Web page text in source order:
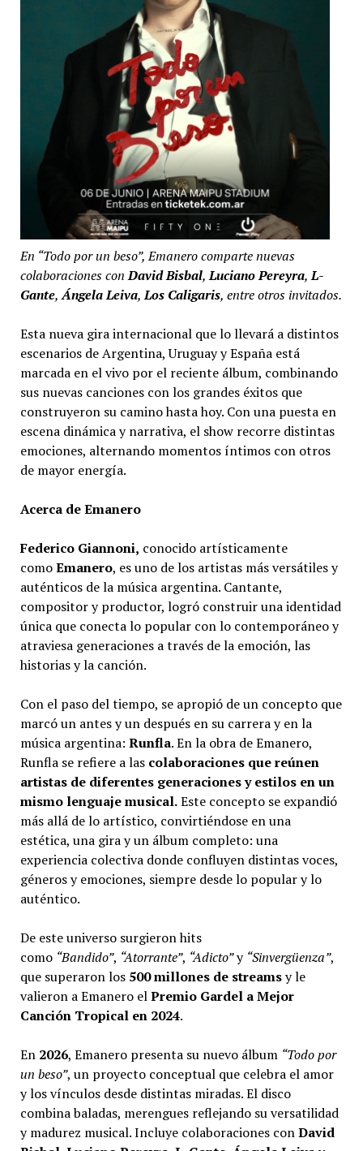
En “Todo por un beso”, Emanero comparte nuevas
colaboraciones conDavid Bisbal,Luciano Pereyra,L-
Gante,Ángela Leiva,Los Caligaris, entre otros invitados.
Esta nueva gira internacional que lo llevará a distintos
escenarios de Argentina, Uruguay y España está
marcada en el vivo por el reciente álbum, combinando
sus nuevas canciones con los grandes éxitos que
construyeron su camino hasta hoy. Con una puesta en
escena dinámica y narrativa, el show recorre distintas
emociones, alternando momentos íntimos con otros
de mayor energía.
Acerca de Emanero
Federico Giannoni, conocido artísticamente
comoEmanero, es uno de los artistas más versátiles y
auténticos de la música argentina. Cantante,
compositor y productor, logró construir una identidad
única que conecta lo popular con lo contemporáneo y
atraviesa generaciones a través de la emoción, las
historias y la canción.
Con el paso del tiempo, se apropió de un concepto que
marcó un antes y un después en su carrera y en la
música argentina: Runfla. En la obra de Emanero,
Runfla se refiere a las colaboraciones que reúnen
artistas de diferentes generaciones y estilos en un
mismo lenguaje musical.Este concepto se expandió
más allá de lo artístico, convirtiéndose en una
estética, una gira y un álbum completo: una
experiencia colectiva donde confluyen distintas voces,
géneros y emociones, siempre desde lo popular y lo
auténtico.
De este universo surgieron hits
como “Bandido”, “Atorrante”, “Adicto”y “Sinvergüenza”,
que superaron los 500 millones de streamsy le
valieron a Emanero elPremio Gardel a Mejor
Canción Tropical en 2024.
En 2026, Emanero presenta su nuevo álbum “Todo por
un beso”, un proyecto conceptual que celebra el amor
y los vínculos desde distintas miradas. El disco
combina baladas, merengues reflejando su versatilidad
y madurez musical. Incluye colaboraciones conDavid